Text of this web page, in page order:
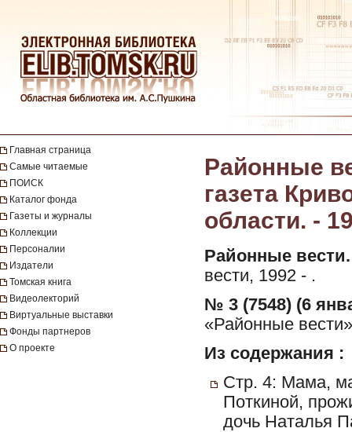
Главная страница
Самые читаемые
ПОИСК
Каталог фонда
Газеты и журналы
Коллекции
Персоналии
Издатели
Томская книга
Видеолекторий
Виртуальные выставки
Фонды партнеров
О проекте
Районные
газета
области. -
Районные вести.
вести, 1992 - .
№ 3 (7548) (6
«Районные
Из содержания :
Стр. 4: Мама,
Поткиной,
дочь Наталья